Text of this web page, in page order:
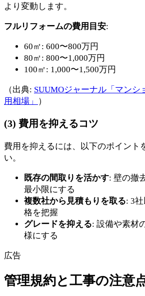
より変動します。
フルリフォームの費用目安:
60㎡: 600〜800万円
80㎡: 800〜1,000万円
100㎡: 1,000〜1,500万円
（出典: SUUMOジャーナル「マンシ
用相場」
）
(3) 費用を抑えるコツ
費用を抑えるには、以下のポイント
い。
既存の間取りを活かす: 壁の撤
最小限にする
複数社から見積もりを取る: 3
格を把握
グレードを抑える: 設備や素材
様にする
広告
管理規約と工事の注意